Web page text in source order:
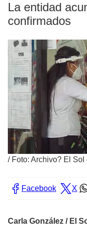
La entidad
confirmados
/ Foto: Archivo? El Sol
Facebook X
Carla González / El